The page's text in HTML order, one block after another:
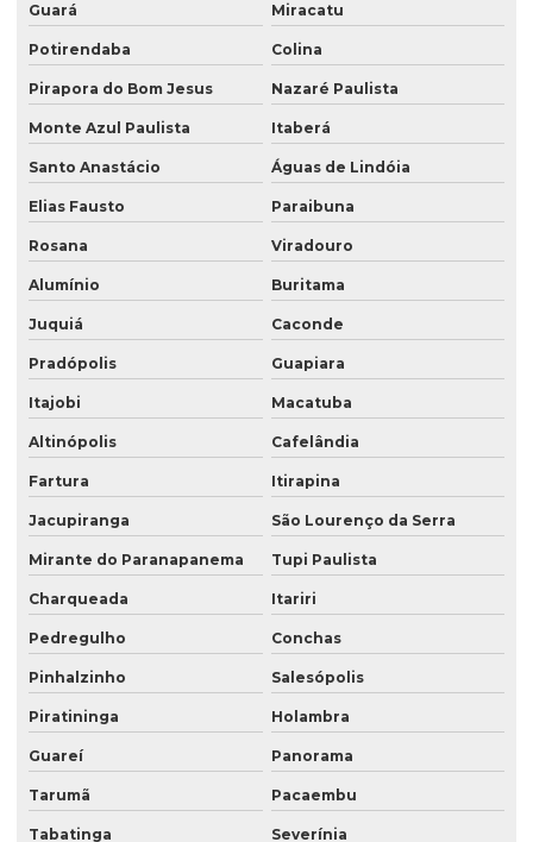
Guará Miracatu
Potirendaba Colina
Pirapora do Bom Jesus Nazaré Paulista
Monte Azul Paulista Itaberá
Santo Anastácio Águas de Lindóia
Elias Fausto Paraibuna
Rosana Viradouro
Alumínio Buritama
Juquiá Caconde
Pradópolis Guapiara
Itajobi Macatuba
Altinópolis Cafelândia
Fartura Itirapina
Jacupiranga São Lourenço da Serra
Mirante do Paranapanema Tupi Paulista
Charqueada Itariri
Pedregulho Conchas
Pinhalzinho Salesópolis
Piratininga Holambra
Guareí Panorama
Tarumã Pacaembu
Tabatinga Severínia